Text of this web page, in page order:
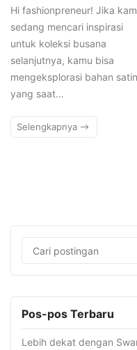
Hi fashionpreneur! Jika
sedang mencari inspirasi
untuk koleksi busana
selanjutnya, kamu bisa
mengeksplorasi bahan satin
yang saat…
Selengkapnya
Pos-pos Terbaru
Lebih dekat dengan